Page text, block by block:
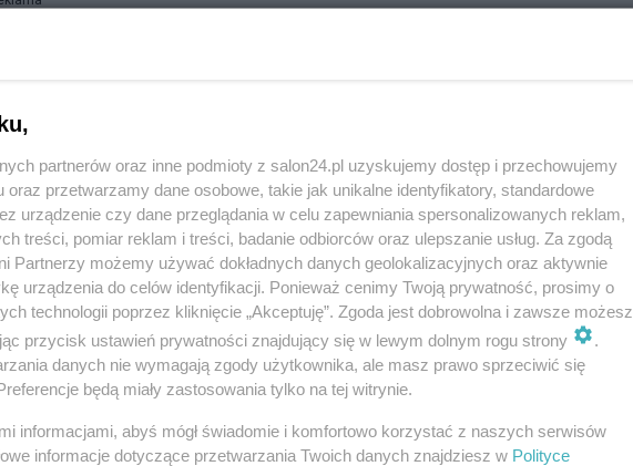
moment zestrzelenia rosyjskiej rakiety
sprzedaje się najlepiej
nowemu prezydentowi
partnerów oraz inne podmioty z salon24.pl uzyskujemy dostęp i przechowujemy
oraz przetwarzamy dane osobowe, takie jak unikalne identyfikatory, standardowe
urządzenie czy dane przeglądania w celu zapewniania spersonalizowanych reklam,
treści, pomiar reklam i treści, badanie odbiorców oraz ulepszanie usług. Za zgodą
Partnerzy możemy używać dokładnych danych geolokalizacyjnych oraz aktywnie
urządzenia do celów identyfikacji. Ponieważ cenimy Twoją prywatność, prosimy o
technologii poprzez kliknięcie „Akceptuję”. Zgoda jest dobrowolna i zawsze możesz
przycisk ustawień prywatności znajdujący się w lewym dolnym rogu strony
.
danych nie wymagają zgody użytkownika, ale masz prawo sprzeciwić się
będą miały zastosowania tylko na tej witrynie.
informacjami, abyś mógł świadomie i komfortowo korzystać z naszych serwisów
informacje dotyczące przetwarzania Twoich danych znajdziesz w Polityce